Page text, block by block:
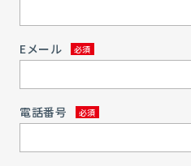
Eメール
電話番号